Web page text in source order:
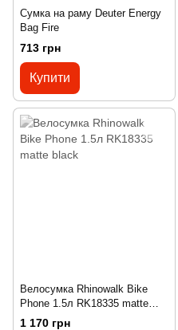
Сумка на раму Deuter Energy
Bag Fire
713 грн
Купити
Велосумка Rhinowalk Bike
Phone 1.5л RK18335 matte
black
1 170 грн